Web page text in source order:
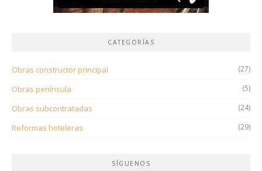
CATEGORÍAS
Obras constructor principal (27)
Obras península (5)
Obras subcontratadas (24)
Reformas hoteleras (29)
SÍGUENOS